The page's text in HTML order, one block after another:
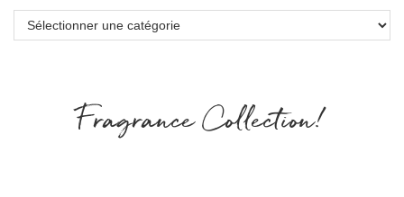
Catégories
Fragrance Collection!